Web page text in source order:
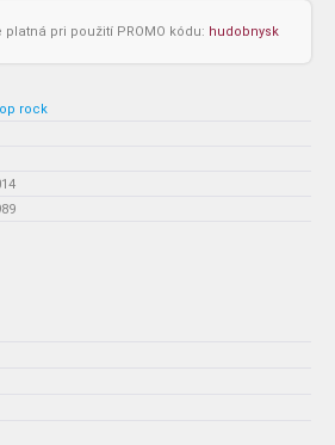
pri použití PROMO kódu: hudobnysk
rock